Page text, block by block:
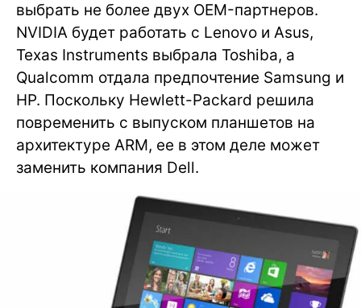
выбрать не более двух OEM-партнеров.
NVIDIA будет работать с Lenovo и Asus,
Texas Instruments выбрала Toshiba, а
Qualcomm отдала предпочтение Samsung и
HP. Поскольку Hewlett-Packard решила
повременить с выпуском планшетов на
архитектуре ARM, ее в этом деле может
заменить компания Dell.